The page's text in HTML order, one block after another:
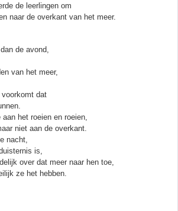
de leerlingen om
naar de overkant van het meer.
de avond,
van het meer,
voorkomt dat
het roeien en roeien,
niet aan de overkant.
nacht,
is,
over dat meer naar hen toe,
ze het hebben.